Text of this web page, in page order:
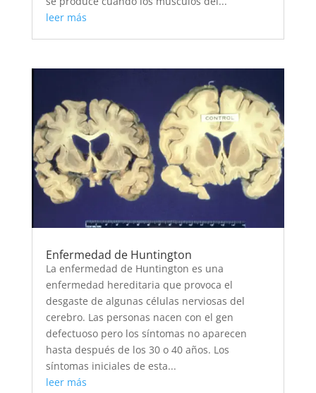
leer más
Enfermedad de Huntington
La enfermedad de Huntington es una
enfermedad hereditaria que provoca el
desgaste de algunas células nerviosas del
cerebro. Las personas nacen con el gen
defectuoso pero los síntomas no aparecen
hasta después de los 30 o 40 años. Los
síntomas iniciales de esta...
leer más